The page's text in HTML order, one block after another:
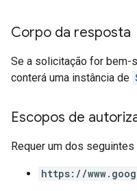
Corpo da resposta
Se a solicitação for bem-
conterá uma instância de
Escopos de
Requer um dos
https://